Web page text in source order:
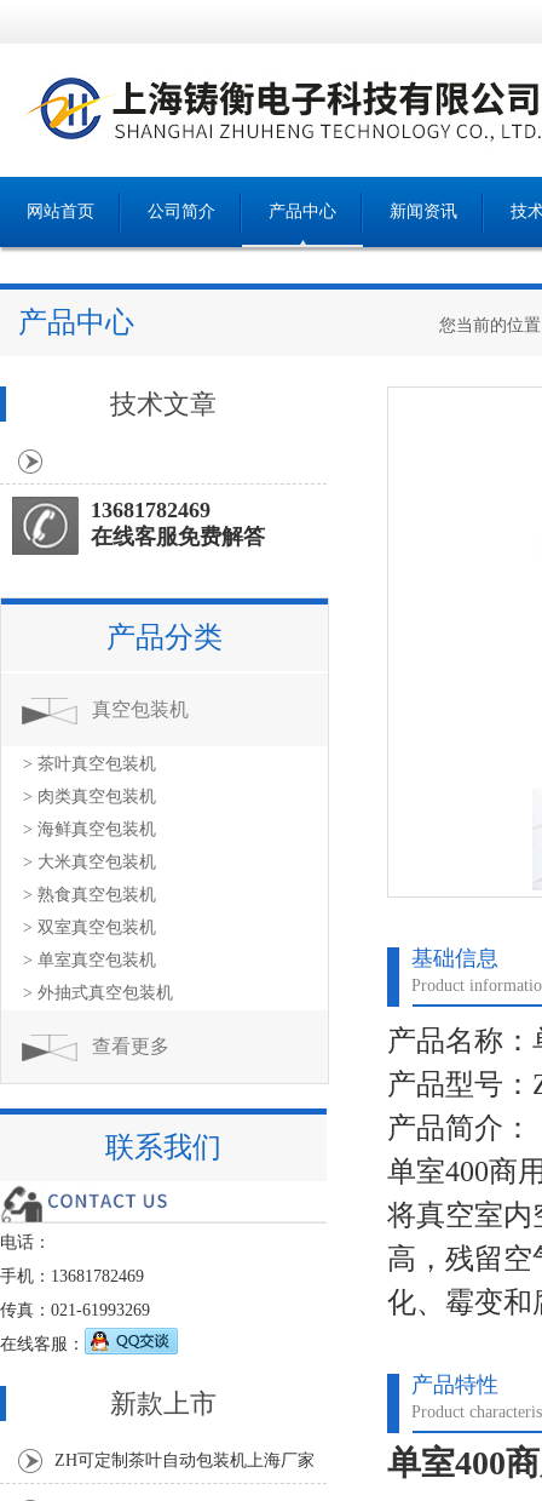
网站首页 公司简介 产品中心 新闻资讯 技
产品中心 您当前的位
基础信息
Product
产品名称：
产品型号：
产品简介：
单室400商
将真空室内
高，残留
化、霉变和
产品特性
Product
单室400
技术文章
13681782469
在线客服免费解答
产品分类
真空包装机
> 茶叶真空包装机
> 肉类真空包装机
> 海鲜真空包装机
> 大米真空包装机
> 熟食真空包装机
> 双室真空包装机
> 单室真空包装机
> 外抽式真空包装机
查看更多
联系我们
电话：
手机：13681782469
传真：021-61993269
在线客服：
新款上市
ZH可定制茶叶自动包装机上海厂家